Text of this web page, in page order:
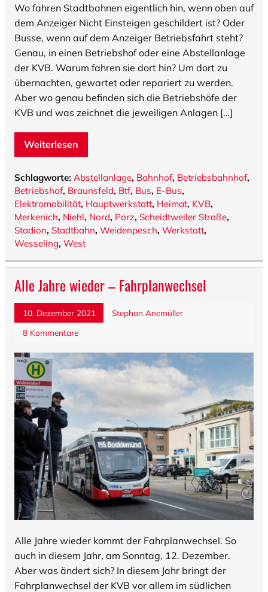
Wo fahren Stadtbahnen eigentlich hin, wenn oben auf
dem Anzeiger Nicht Einsteigen geschildert ist? Oder
Busse, wenn auf dem Anzeiger Betriebsfahrt steht?
Genau, in einen Betriebshof oder eine Abstellanlage
der KVB. Warum fahren sie dort hin? Um dort zu
übernachten, gewartet oder repariert zu werden.
Aber wo genau befinden sich die Betriebshöfe der
KVB und was zeichnet die jeweiligen Anlagen […]
Weiterlesen
Schlagworte: Abstellanlage, Bahnhof, Betriebsbahnhof,
Betriebshof, Braunsfeld, Btf, Bus, E-Bus,
Elektromobilität, Hauptwerkstatt, Heimat, KVB,
Merkenich, Niehl, Nord, Porz, Scheidtweiler Straße,
Stadion, Stadtbahn, Weidenpesch, Werkstatt,
Wesseling, West
Alle Jahre wieder – Fahrplanwechsel
10. Dezember 2021
Stephan Anemüller
8 Kommentare
Alle Jahre wieder kommt der Fahrplanwechsel. So
auch in diesem Jahr, am Sonntag, 12. Dezember.
Aber was ändert sich? In diesem Jahr bringt der
Fahrplanwechsel der KVB vor allem im südlichen